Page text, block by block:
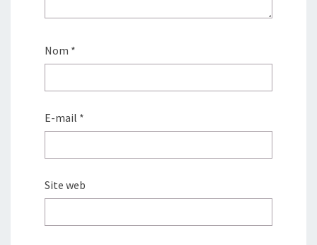
Nom *
E-mail *
Site web